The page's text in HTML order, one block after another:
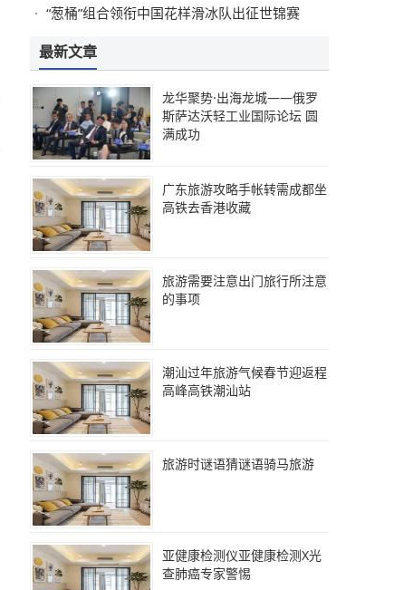
“葱桶”组合领衔中国花样滑冰队出征世锦赛
最新文章
龙华聚势·出海龙城——俄罗
斯萨达沃轻工业国际论坛 圆
满成功
广东旅游攻略手帐转需成都坐
高铁去香港收藏
旅游需要注意出门旅行所注意
的事项
潮汕过年旅游气候春节迎返程
高峰高铁潮汕站
旅游时谜语猜谜语骑马旅游
亚健康检测仪亚健康检测X光
查肺癌专家警惕